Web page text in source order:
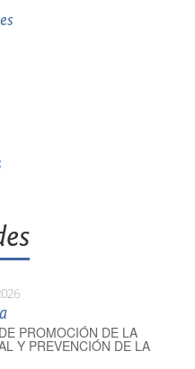
PROMOCIÓN DE LA
Y PREVENCIÓN DE LA